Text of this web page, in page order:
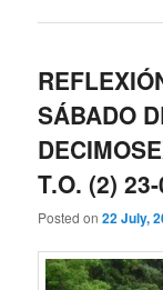
SÁBADO
T.O. (2)
Posted on22 July,